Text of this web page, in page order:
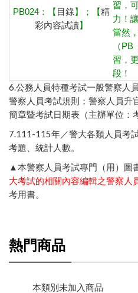
PB024： 【 目錄】；【精
彩內容試讀】
習，
力！
當然
（
習，
段！
6.公務人員特種考試一般警察人
警察人員考試規則 ； 警察人員升
簡章暨考試日期表（主辦單位：
7.111-115年／警大各類人員考
考題、統計人數。
▲本警察人員考試專門（用）圖
大考試的相關內容編輯之警察人
考用書。
熱門商品
本類別未加入商品